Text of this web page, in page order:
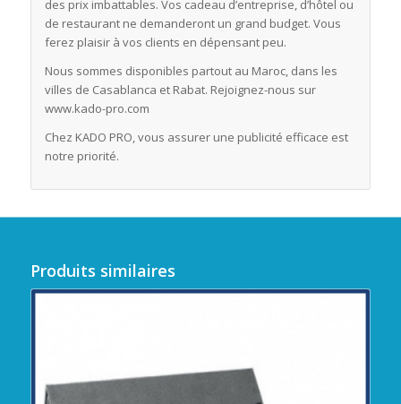
des prix imbattables. Vos cadeau d’entreprise, d’hôtel ou
de restaurant ne demanderont un grand budget. Vous
ferez plaisir à vos clients en dépensant peu.
Nous sommes disponibles partout au Maroc, dans les
villes de Casablanca et Rabat. Rejoignez-nous sur
www.kado-pro.com
Chez KADO PRO, vous assurer une publicité efficace est
notre priorité.
Produits similaires